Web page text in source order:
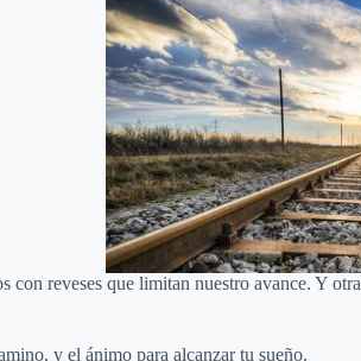
con reveses que limitan nuestro avance. Y
y el ánimo para alcanzar tu sueño.